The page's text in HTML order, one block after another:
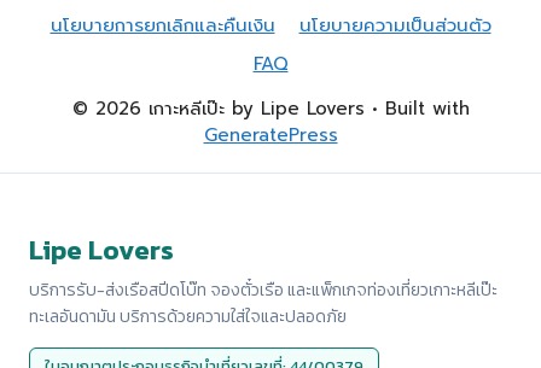
นโยบายการยกเลิกและคืนเงิน
นโยบายความเป็นส่วนตัว
FAQ
© 2026 เกาะหลีเป๊ะ by Lipe Lovers • Built with
GeneratePress
Lipe Lovers
บริการรับ-ส่งเรือสปีดโบ๊ท จองตั๋วเรือ และแพ็กเกจท่องเที่ยวเกาะหลีเป๊ะ
ทะเลอันดามัน บริการด้วยความใส่ใจและปลอดภัย